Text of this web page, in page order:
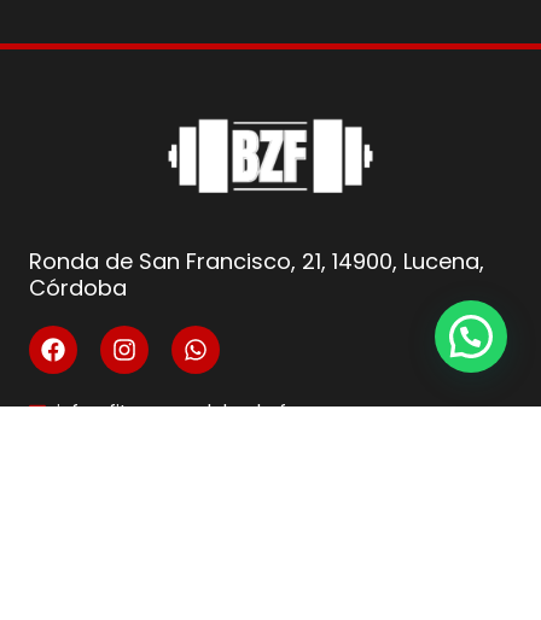
Ronda de San Francisco, 21, 14900, Lucena,
Córdoba
info@fitnesscordoba-bzf.es